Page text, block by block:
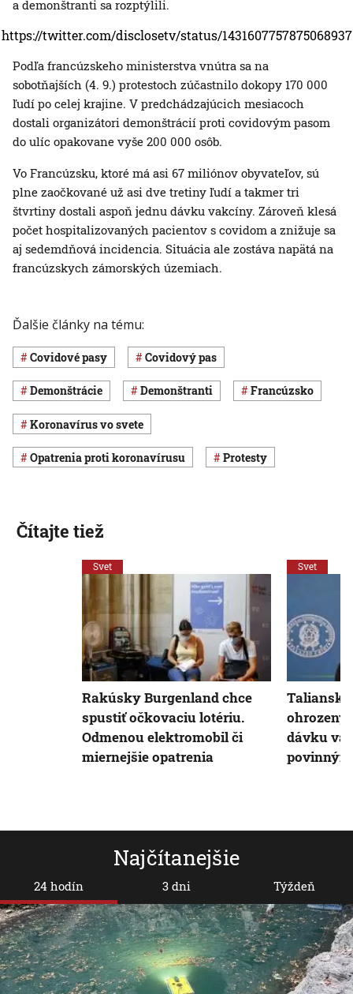
a demonštranti sa rozptýlili.
https://twitter.com/disclosetv/status/1431607757875068937
Podľa francúzskeho ministerstva vnútra sa na
sobotňajších (4. 9.) protestoch zúčastnilo dokopy 170 000
ľudí po celej krajine. V predchádzajúcich mesiacoch
dostali organizátori demonštrácií proti covidovým pasom
do ulíc opakovane vyše 200 000 osôb.
Vo Francúzsku, ktoré má asi 67 miliónov obyvateľov, sú
plne zaočkované už asi dve tretiny ľudí a takmer tri
štvrtiny dostali aspoň jednu dávku vakcíny. Zároveň klesá
počet hospitalizovaných pacientov s covidom a znižuje sa
aj sedemdňová incidencia. Situácia ale zostáva napätá na
francúzskych zámorských územiach.
Ďalšie články na tému:
covidové pasy covidový pas
demonštrácie demonštranti Francúzsko
koronavírus vo svete
opatrenia proti koronavírusu protesty
Najčítanejšie
24 hodín 3 dni Týždeň
Čítajte tiež
Svet
Rakúsky Burgenland chce
spustiť očkovaciu lotériu.
Odmenou elektromobil či
miernejšie opatrenia
Svet
dávku